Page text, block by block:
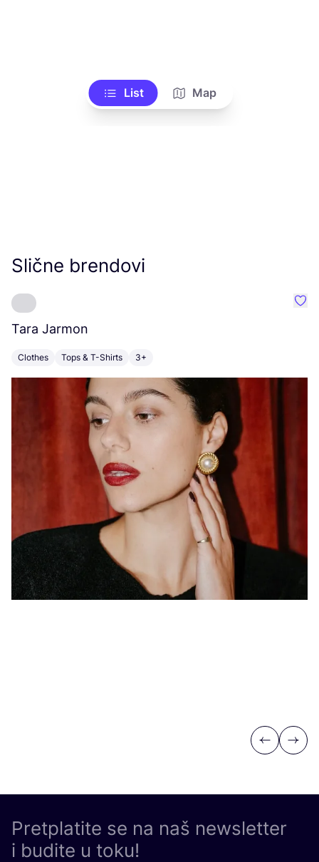
List Map
Slične brendovi
Tara Jarmon
Clothes Tops & T-Shirts 3+
Previous
Next
Pretplatite se na naš newsletter
i budite u toku!